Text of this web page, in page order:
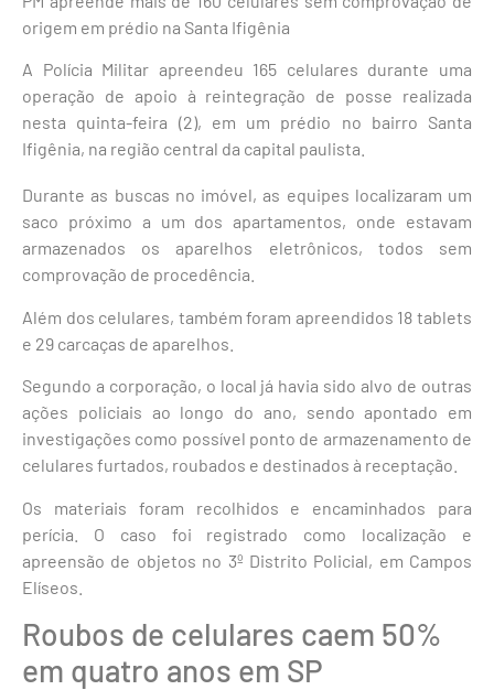
origem em prédio na Santa Ifigênia
A Polícia Militar apreendeu 165 celulares durante uma
operação de apoio à reintegração de posse realizada
nesta quinta-feira (2), em um prédio no bairro Santa
Ifigênia, na região central da capital paulista.
Durante as buscas no imóvel, as equipes localizaram um
saco próximo a um dos apartamentos, onde estavam
armazenados os aparelhos eletrônicos, todos sem
comprovação de procedência.
Além dos celulares, também foram apreendidos 18 tablets
e 29 carcaças de aparelhos.
Segundo a corporação, o local já havia sido alvo de outras
ações policiais ao longo do ano, sendo apontado em
investigações como possível ponto de armazenamento de
celulares furtados, roubados e destinados à receptação.
Os materiais foram recolhidos e encaminhados para
perícia. O caso foi registrado como localização e
apreensão de objetos no 3º Distrito Policial, em Campos
Elíseos.
Roubos de celulares caem 50%
em quatro anos em SP